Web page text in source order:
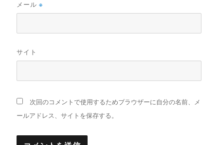
メール※
サイト
次回のコメントで使用するためブラウザーに自分の名前、メ
ールアドレス、サイトを保存する。